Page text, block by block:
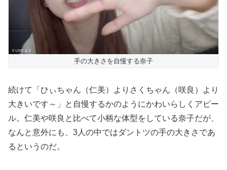
手の大きさを自慢する奈子
続けて「ひぃちゃん（仁美）よりさくちゃん（咲良）より
大きいです～」と自慢するかのようにかわいらしくアピー
ル。仁美や咲良と比べて小柄な体型をしている奈子だが、
なんと意外にも、3人の中ではダントツの手の大きさであ
るというのだ。